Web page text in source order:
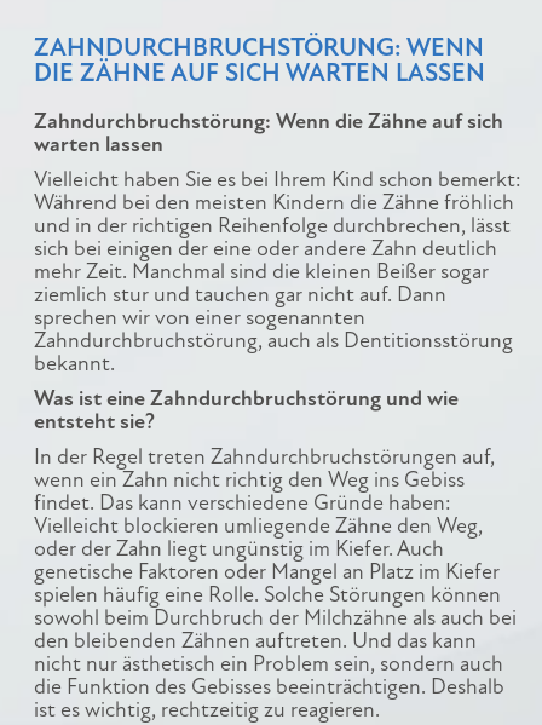
ZAHNDURCHBRUCHSTÖRUNG: WENN
DIE ZÄHNE AUF SICH WARTEN LASSEN
Zahndurchbruchstörung: Wenn die Zähne auf sich
warten lassen
Vielleicht haben Sie es bei Ihrem Kind schon bemerkt:
Während bei den meisten Kindern die Zähne fröhlich
und in der richtigen Reihenfolge durchbrechen, lässt
sich bei einigen der eine oder andere Zahn deutlich
mehr Zeit. Manchmal sind die kleinen Beißer sogar
ziemlich stur und tauchen gar nicht auf. Dann
sprechen wir von einer sogenannten
Zahndurchbruchstörung, auch als Dentitionsstörung
bekannt.
Was ist eine Zahndurchbruchstörung und wie
entsteht sie?
In der Regel treten Zahndurchbruchstörungen auf,
wenn ein Zahn nicht richtig den Weg ins Gebiss
findet. Das kann verschiedene Gründe haben:
Vielleicht blockieren umliegende Zähne den Weg,
oder der Zahn liegt ungünstig im Kiefer. Auch
genetische Faktoren oder Mangel an Platz im Kiefer
spielen häufig eine Rolle. Solche Störungen können
sowohl beim Durchbruch der Milchzähne als auch bei
den bleibenden Zähnen auftreten. Und das kann
nicht nur ästhetisch ein Problem sein, sondern auch
die Funktion des Gebisses beeinträchtigen. Deshalb
ist es wichtig, rechtzeitig zu reagieren.